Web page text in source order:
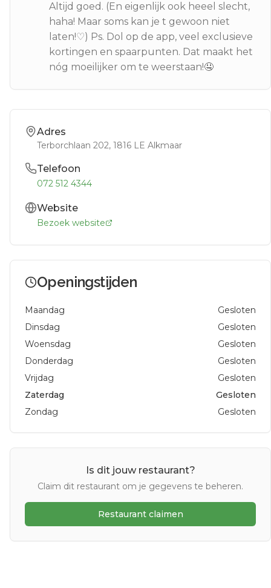
Altijd goed. (En eigenlijk ook heeel slecht,
haha! Maar soms kan je t gewoon niet
laten!♡) Ps. Dol op de app, veel exclusieve
kortingen en spaarpunten. Dat maakt het
nóg moeilijker om te weerstaan!🤤
Adres
Terborchlaan 202, 1816 LE Alkmaar
Telefoon
072 512 4344
Website
Bezoek website
Openingstijden
Maandag
Gesloten
Dinsdag
Gesloten
Woensdag
Gesloten
Donderdag
Gesloten
Vrijdag
Gesloten
Zaterdag
Gesloten
Zondag
Gesloten
Is dit jouw restaurant?
Claim dit restaurant om je gegevens te beheren.
Restaurant claimen